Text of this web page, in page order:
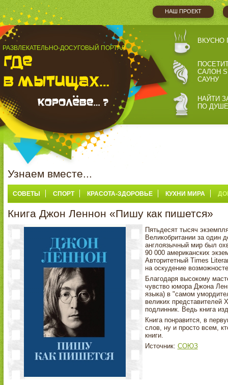
НАШ ПРОЕКТ
РАЗВЛЕКАТЕЛЬНО-ДОСУГОВЫЙ ПОРТАЛ
ВКУСНО
САЛОН
САУНУ
НАЙТИ
ПО ДУШЕ
Узнаем вместе...
СОВЕТЫ СПОРТ КРАСОТА-ЗДОРОВЬЕ КУХНИ МИРА
МИР-МЕСТА
Книга Джон Леннон «Пишу как пишется»
Пятьдесят тысяч
Великобритании за один
англоязычный мир был
90 000 американских
Авторитетный Times
на оскудение
Благодаря высокому
чувство юмора Джона
языка) в "самом
великих представителей
подлинник. Ведь книга
Книга понравится, в
слов, ну и просто всем,
книги.
Источник: СОЮЗ